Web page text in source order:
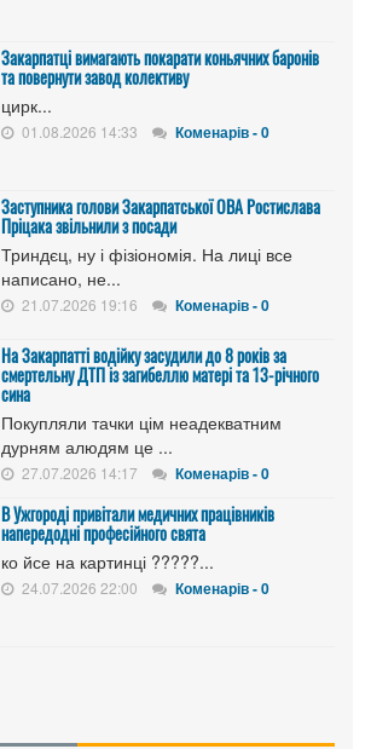
Закарпатці вимагають покарати коньячних баронів
та повернути завод колективу
цирк...
01.08.2026 14:33 Коменарів - 0
Заступника голови Закарпатської ОВА Ростислава
Пріцака звільнили з посади
Триндєц, ну і фізіономія. На лиці все
написано, не...
21.07.2026 19:16 Коменарів - 0
На Закарпатті водійку засудили до 8 років за
смертельну ДТП із загибеллю матері та 13-річного
сина
Покупляли тачки цім неадекватним
дурням алюдям це ...
27.07.2026 14:17 Коменарів - 0
В Ужгороді привітали медичних працівників
напередодні професійного свята
ко йсе на картинці ?????...
24.07.2026 22:00 Коменарів - 0